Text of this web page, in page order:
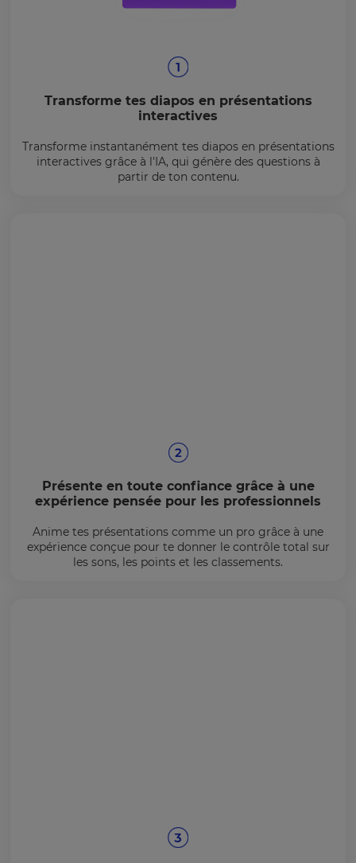
Transforme tes diapos en présentations
interactives
Transforme instantanément tes diapos en présentations
interactives grâce à l'IA, qui génère des questions à
partir de ton contenu.
Présente en toute confiance grâce à une
expérience pensée pour les professionnels
Anime tes présentations comme un pro grâce à une
expérience conçue pour te donner le contrôle total sur
les sons, les points et les classements.